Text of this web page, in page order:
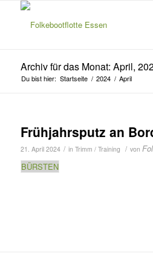
Archiv für das Monat: April,
Du bist hier: Startseite / 2024 / April
Frühjahrsputz an
21. April 2024 / in Trimm / Training / von
BÜRSTEN